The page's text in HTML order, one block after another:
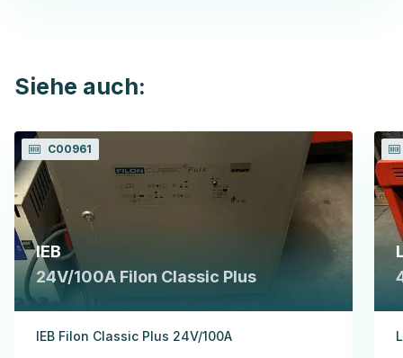
Siehe auch:
C00961
IEB
24V/100A Filon Classic Plus
IEB Filon Classic Plus 24V/100A